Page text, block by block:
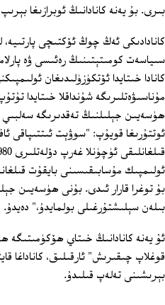
بىرى. بۇ يەنە كانادانىڭ ئوبرازىغا
كانادادىكى ئەڭ چوڭ ئۆكتىچى پارتىيە،
سىياسەت كومىتېتىنىڭ رەئىسى ۋە
كانادا خىتايدا ئۆتكۈزۈلىدىغان
مۇناسىۋەتلىرىگە شۇنداقلا خىتايدا
ھۈسەيىن جېلىلنىڭ تەقدىرىگە سەلبىي
ئوتتۇرىغا قويۇپ: "سوۋېت ئىتتىپاقى
ئولىمپىك مۇسابىقىسىنى بايقۇت
بۇ توغرا قارار ئىدى. بۇنى ھۈسەيىن
بىلەن سېلىشتۇرغىلى بولمايدۇ،" دەيدۇ.
ئۇ يەنە كانادانىڭ خىتاي
قوغلاپ چىقىرىش" ئارقىلىق، كاناداغا
بېرىشىنى تەلەپ قىلىدۇ.